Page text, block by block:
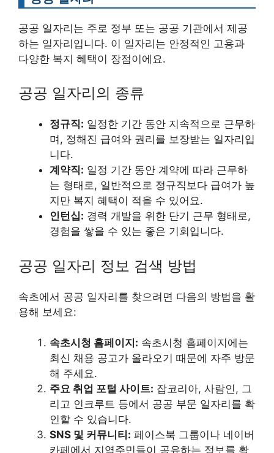
공공 일자리는 주로 정부 또는 공공 기관에서 제공
하는 일자리입니다. 이 일자리는 안정적인 고용과
다양한 복지 혜택이 장점이에요.
공공 일자리의 종류
정규직: 일정한 기간 동안 지속적으로 근무하
며, 정해진 급여와 권리를 보장받는 일자리입
니다.
계약직: 일정 기간 동안 계약에 따라 근무하
는 형태로, 일반적으로 정규직보다 급여가 높
지만 복지 혜택이 적을 수 있어요.
인턴십: 경력 개발을 위한 단기 근무 형태로,
경험을 쌓을 수 있는 좋은 기회입니다.
공공 일자리 정보 검색 방법
속초에서 공공 일자리를 찾으려면 다음의 방법을 활
용해 보세요:
속초시청 홈페이지: 속초시청 홈페이지에는
최신 채용 공고가 올라오기 때문에 자주 방문
해 주세요.
주요 취업 포털 사이트: 잡코리아, 사람인, 그
리고 인크루트 등에서 공공 부문 일자리를 확
인할 수 있습니다.
SNS 및 커뮤니티: 페이스북 그룹이나 네이버
카페에서 지역주민들이 공유하는 정보를 활